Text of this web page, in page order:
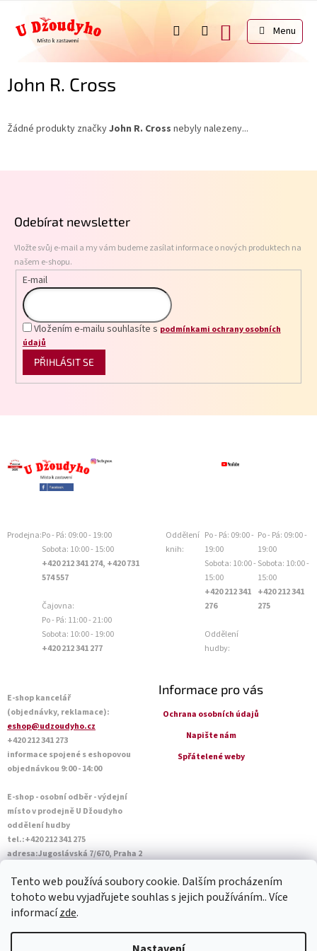
Tento web používá soubory cookie. Dalším procházením
tohoto webu vyjadřujete souhlas s jejich používáním.. Více
informacízde.
obsah
NÁKUPNÍ
KOŠÍK
John R. Cross
Žádné produkty značkyJohn R. Cross nebyly nalezeny...
Odebírat newsletter
Vložte svůj e-mail a my vám budeme zasílat informace o nových produktech na
našem e-shopu.
E-mail
Vložením e-mailu souhlasíte s podmínkami ochrany osobních
údajů
PŘIHLÁSIT SE
Prodejna:Po - Pá: 09:00 - 19:00
Sobota: 10:00 - 15:00
+420 212 341 274, +420 731
574 557
Čajovna:
Po - Pá: 11:00 - 21:00
Sobota: 10:00 - 19:00
+420 212 341 277
Oddělení
knih:
Po - Pá: 09:00 -
19:00
Sobota: 10:00 -
15:00
+420 212 341
276
Oddělení
hudby:
Po - Pá: 09:00 -
19:00
Sobota: 10:00 -
15:00
+420 212 341
275
E-shop kancelář
(objednávky, reklamace):
eshop@udzoudyho.cz
+420 212 341 273
informace spojené s eshopovou
objednávkou 9:00 - 14:00
E-shop - osobní odběr - výdejní
místo v prodejně U Džoudyho
oddělení hudby
tel.:+420 212 341 275
adresa:Jugoslávská 7/670, Praha 2
Sobota: 10:00 - 14:45
Informace pro vás
Ochrana osobních údajů
Napište nám
Spřátelené weby